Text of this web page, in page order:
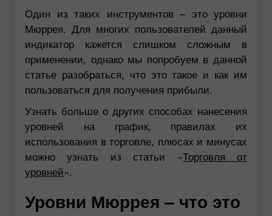
Один из таких инструментов – это уровни
Мюррея. Для многих пользователей данный
индикатор кажется слишком сложным в
применении, однако мы попробуем в данной
статье разобраться, что это такое и как им
пользоваться для получения прибыли.
Узнать больше о других способах нанесения
уровней на график, правилах их
использования в торговле, плюсах и минусах
можно узнать из статьи «Торговля от
уровней».
Уровни Мюррея – что это